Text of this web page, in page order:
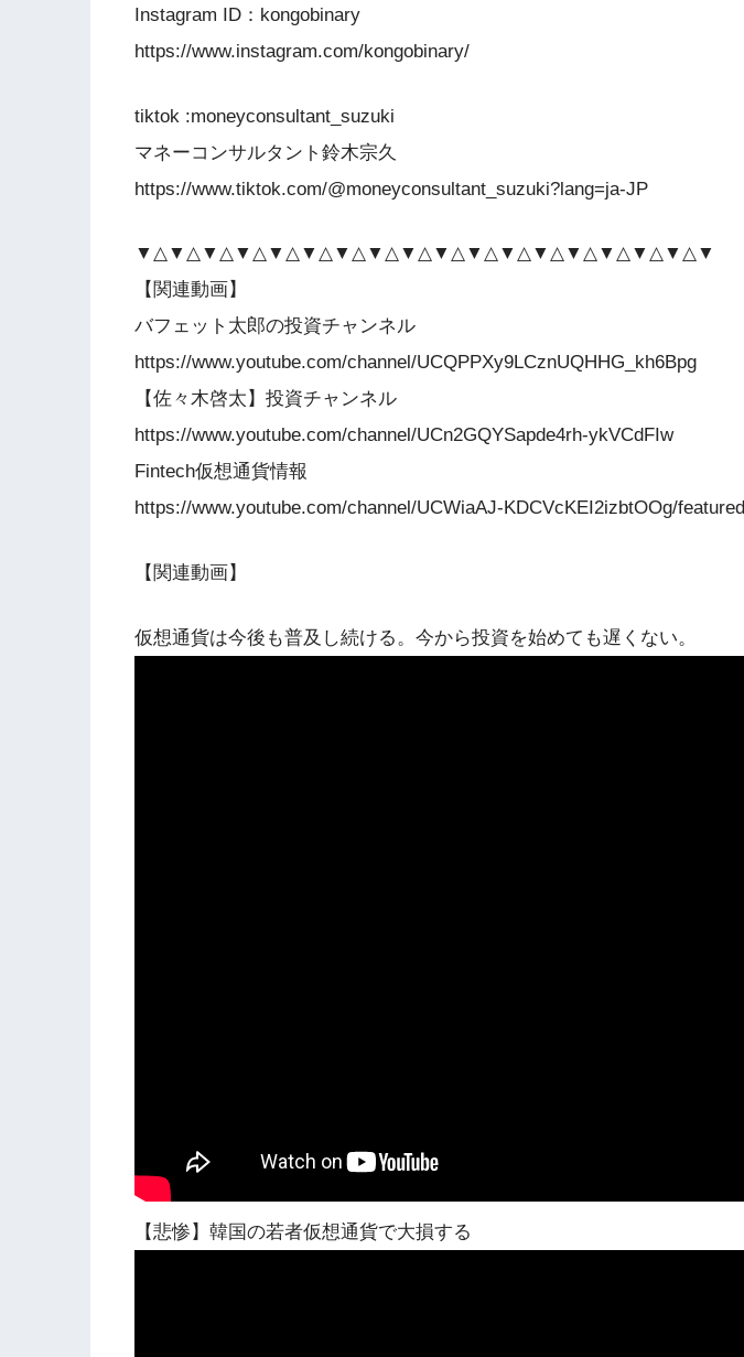
Instagram ID：kongobinary
https://www.instagram.com/kongobinary/
tiktok :moneyconsultant_suzuki
マネーコンサルタント鈴木宗久
https://www.tiktok.com/@moneyconsultant_suzuki?lang=ja-JP
▼△▼△▼△▼△▼△▼△▼△▼△▼△▼△▼△▼△▼△▼△▼△▼△▼△▼
【関連動画】
バフェット太郎の投資チャンネル
https://www.youtube.com/channel/UCQPPXy9LCznUQHHG_kh6Bpg
【佐々木啓太】投資チャンネル
https://www.youtube.com/channel/UCn2GQYSapde4rh-ykVCdFIw
Fintech仮想通貨情報
https://www.youtube.com/channel/UCWiaAJ-KDCVcKEI2izbtOOg/featured
【関連動画】
仮想通貨は今後も普及し続ける。今から投資を始めても遅くない。
【悲惨】韓国の若者仮想通貨で大損する